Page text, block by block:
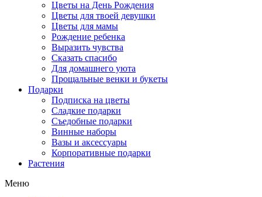
Цветы на День Рождения
Цветы для твоей девушки
Цветы для мамы
Рождение ребенка
Выразить чувства
Сказать спасибо
Для домашнего уюта
Прощальные венки и букеты
Подарки
Подписка на цветы
Сладкие подарки
Съедобные подарки
Винные наборы
Вазы и аксессуары
Корпоративные подарки
Растения
Меню